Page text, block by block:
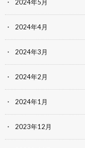
2024年5月
2024年4月
2024年3月
2024年2月
2024年1月
2023年12月